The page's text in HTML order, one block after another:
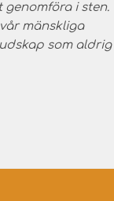
i sten.
mänskliga
som aldrig